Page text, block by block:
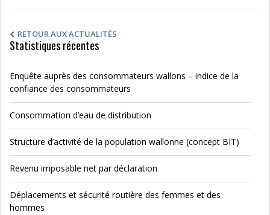
RETOUR AUX ACTUALITÉS
Statistiques récentes
Enquête auprès des consommateurs wallons – indice de la
confiance des consommateurs
Consommation d’eau de distribution
Structure d’activité de la population wallonne (concept BIT)
Revenu imposable net par déclaration
Déplacements et sécurité routière des femmes et des
hommes